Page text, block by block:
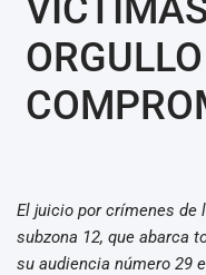
El juicio por crímenes de
subzona 12, que abarca
su audiencia número 29